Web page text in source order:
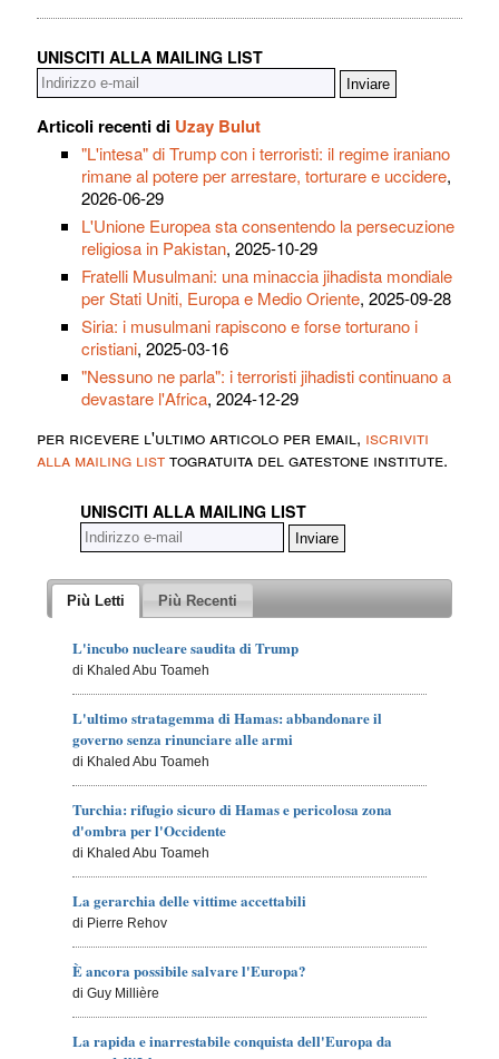
UNISCITI ALLA MAILING LIST
Articoli recenti di Uzay Bulut
"L'intesa" di Trump con i terroristi: il regime iraniano
rimane al potere per arrestare, torturare e uccidere,
2026-06-29
L'Unione Europea sta consentendo la persecuzione
religiosa in Pakistan, 2025-10-29
Fratelli Musulmani: una minaccia jihadista mondiale
per Stati Uniti, Europa e Medio Oriente, 2025-09-28
Siria: i musulmani rapiscono e forse torturano i
cristiani, 2025-03-16
"Nessuno ne parla": i terroristi jihadisti continuano a
devastare l'Africa, 2024-12-29
per ricevere l'ultimo articolo per email, iscriviti
alla mailing listtogratuita del gatestone institute.
UNISCITI ALLA MAILING LIST
Più Letti Più Recenti
L'incubo nucleare saudita di Trump
di Khaled Abu Toameh
L'ultimo stratagemma di Hamas: abbandonare il
governo senza rinunciare alle armi
di Khaled Abu Toameh
Turchia: rifugio sicuro di Hamas e pericolosa zona
d'ombra per l'Occidente
di Khaled Abu Toameh
La gerarchia delle vittime accettabili
di Pierre Rehov
È ancora possibile salvare l'Europa?
di Guy Millière
La rapida e inarrestabile conquista dell'Europa da